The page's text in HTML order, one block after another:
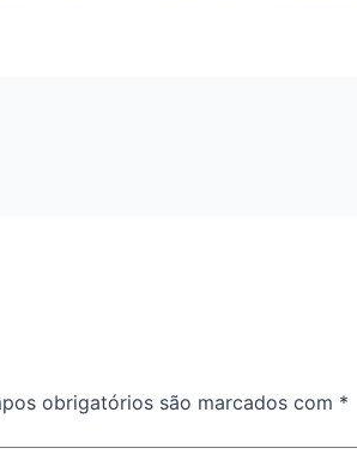
obrigatórios são marcados com *